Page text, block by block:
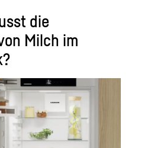
die
Milch im